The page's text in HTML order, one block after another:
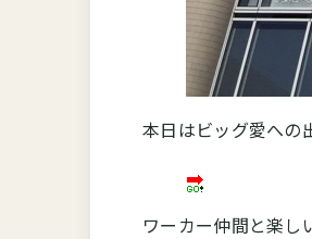
本日はビッグ愛への
ワーカー仲間と楽し